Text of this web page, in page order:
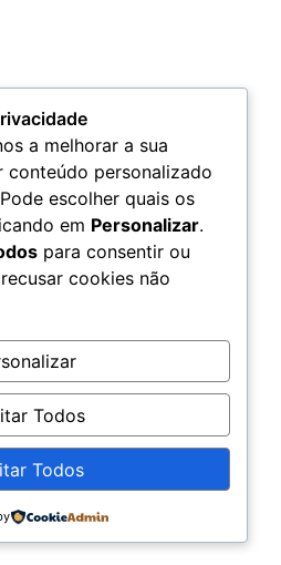
a melhorar a sua
conteúdo personalizado
escolher quais os
em Personalizar.
para consentir ou
cookies não
Todos
Todos